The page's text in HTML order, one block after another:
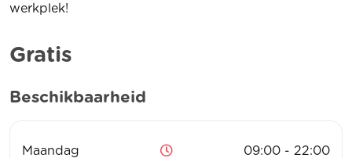
werkplek!
Gratis
Beschikbaarheid
Maandag 09:00 - 22:00